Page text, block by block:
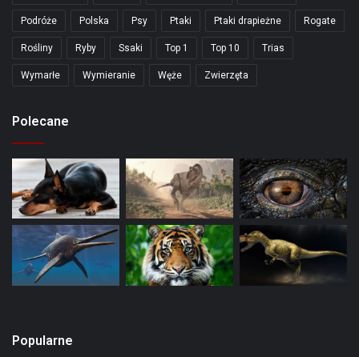
Podróże Polska Psy Ptaki Ptaki drapieżne Rogate
Rośliny Ryby Ssaki Top 1 Top 10 Trias
Wymarłe Wymieranie Węże Zwierzęta
Polecane
Popularne